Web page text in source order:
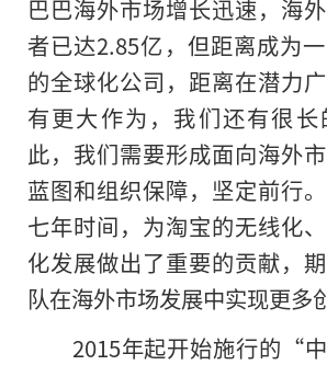
巴巴海外市场增长迅速，海
者已达2.85亿，但距离成为
的全球化公司，距离在潜力
有更大作为，我们还有很
此，我们需要形成面向海外
蓝图和组织保障，坚定前行
七年时间，为淘宝的无线化
化发展做出了重要的贡献，
队在海外市场发展中实现更多
2015年起开始施行的“